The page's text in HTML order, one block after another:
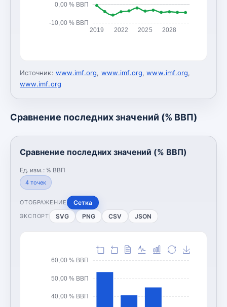
-10,00 % ВВП
0,00 % ВВП
2019 2022 2025 2028
Источник: www.imf.org, www.imf.org,www.imf.org,
www.imf.org
Сравнение последних значений (% ВВП)
Сравнение последних значений (% ВВП)
Ед. изм.: % ВВП
4 точек
ОТОБРАЖЕНИЕ Сетка
ЭКСПОРТ SVG PNG CSV JSON
40,00 % ВВП
50,00 % ВВП
60,00 % ВВП